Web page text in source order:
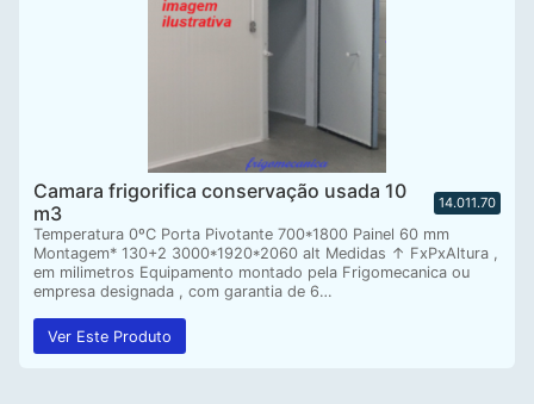
Camara frigorifica conservação usada 10
m3
14.011.70
Temperatura 0ºC Porta Pivotante 700*1800 Painel 60 mm
Montagem* 130+2 3000*1920*2060 alt Medidas ↑ FxPxAltura ,
em milimetros Equipamento montado pela Frigomecanica ou
empresa designada , com garantia de 6…
Ver Este Produto